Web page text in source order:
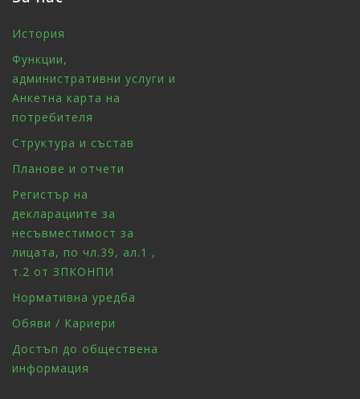
История
Функции,
административни услуги и
Анкетна карта на
потребителя
Структура и състав
Планове и отчети
Регистър на
декларациите за
несъвместимост за
лицата, по чл.39, ал.1 ,
т.2 от ЗПКОНПИ
Нормативна уредба
Обяви / Кариери
Достъп до обществена
информация